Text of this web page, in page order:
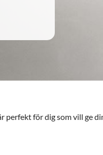
perfekt för dig som vill ge